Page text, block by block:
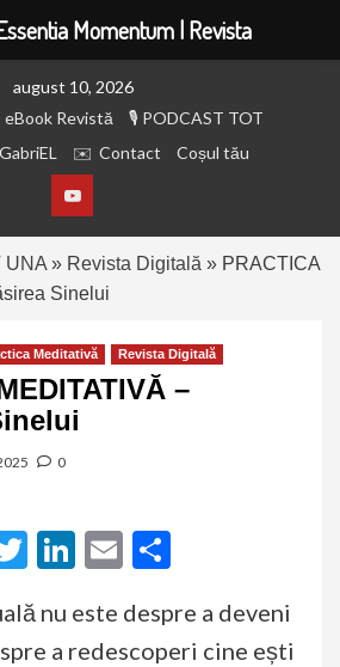
august 10, 2026
eBook Revistă
PODCAST TOT
Contact Coșul tău
UNA » Revista Digitală » PRACTICA
Sinelui
Meditativă Revista Digitală
–
0
Twitter
LinkedIn
Email
nu este despre a deveni
a redescoperi cine ești
Momentum | Revista